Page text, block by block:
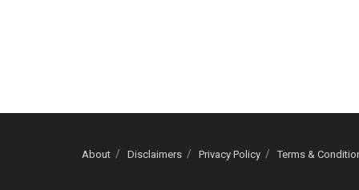
About Disclaimers Privacy Policy Terms &